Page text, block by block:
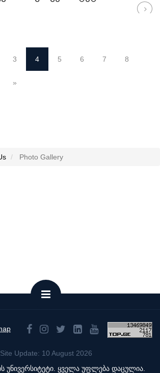
3 4 5 6 7 8
»
Photo Gallery
Site Update: 10 August 2026
უნივერსიტეტი. ყველა უფლება დაცულია.